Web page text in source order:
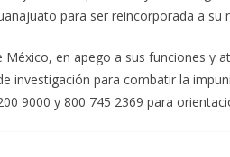
para ser reincorporada a su
México, en apego a sus funciones y
investigación para combatir la
9000 y 800 745 2369 para